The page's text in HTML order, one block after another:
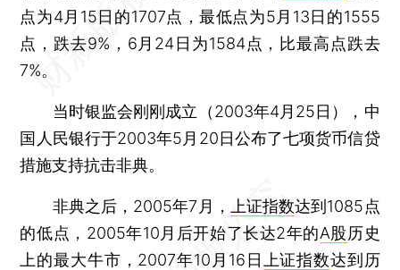
点为4月15日的1707点，最低点为5月13日的1555
点，跌去9%，6月24日为1584点，比最高点跌去
7%。
当时银监会刚刚成立（2003年4月25日），中
国人民银行于2003年5月20日公布了七项货币信贷
措施支持抗击非典。
非典之后，2005年7月， 上证指数达到1085点
的低点，2005年10月后开始了长达2年的A股历史
上的最大牛市，2007年10月16日
上证指数达到历